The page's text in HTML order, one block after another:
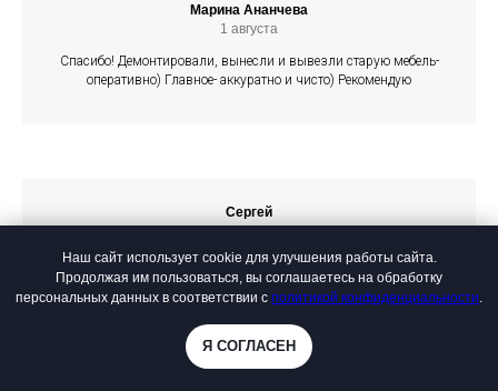
Марина Ананчева
1 августа
Спасибо! Демонтировали, вынесли и вывезли старую мебель-
оперативно) Главное- аккуратно и чисто) Рекомендую
Сергей
24 июля
Забрали старую чугунную ванну, все в назначенный
промежуток времени, управились быстро.
Наш сайт использует cookie для улучшения работы сайта.
Продолжая им пользоваться, вы соглашаетесь на обработку
персональных данных в соответствии с политикой конфиденциальности.
Я СОГЛАСЕН